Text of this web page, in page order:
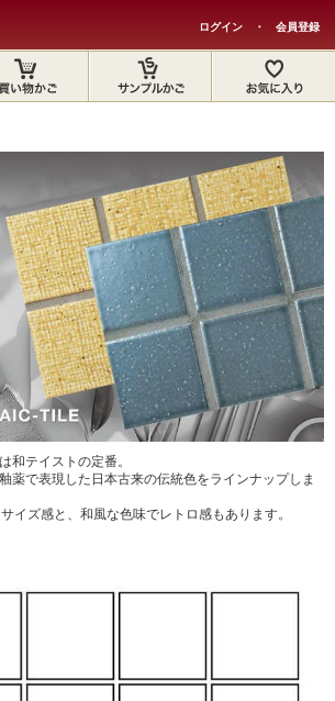
ログイン ・ 会員登録
和テイストの定番。
薬で表現した日本古来の伝統色をラインナップしま
イズ感と、和風な色味でレトロ感もあります。